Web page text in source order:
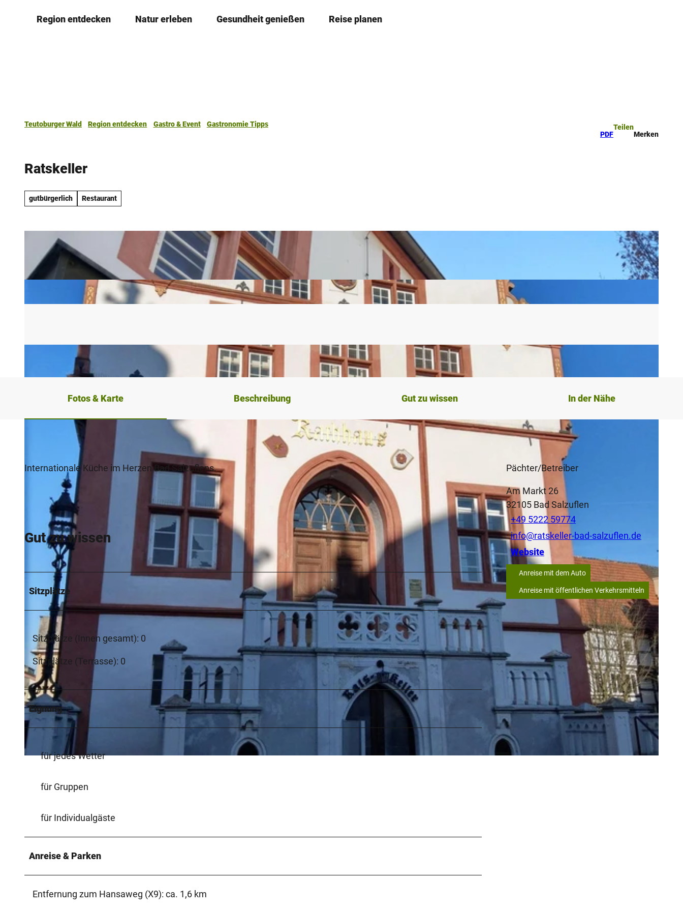
Region entdecken Natur erleben Gesundheit genießen Reise planen
Teutoburger Wald Region entdecken Gastro & Event
Gastronomie Tipps
PDF
Teilen
Merken
Ratskeller
gutbürgerlich Restaurant
© Stadt Bad Salzuflen / Oliver Siekmann |
© Stadt Bad Salzuflen / Oliver Siekmann |
Fotos & Karte Beschreibung Gut zu wissen In der Nähe
Internationale Küche im Herzen Bad Salzuflens.
Gut zu wissen
Sitzplätze
Sitzplätze (Innen gesamt): 0
Sitzplätze (Terrasse): 0
Eignung
für jedes Wetter
für Gruppen
für Individualgäste
Anreise & Parken
Entfernung zum Hansaweg (X9): ca. 1,6 km
Pächter/Betreiber
Am Markt 26
32105 Bad Salzuflen
+49 5222 59774
info@ratskeller-bad-salzuflen.de
Website
Anreise mit dem Auto
Anreise mit öffentlichen Verkehrsmitteln